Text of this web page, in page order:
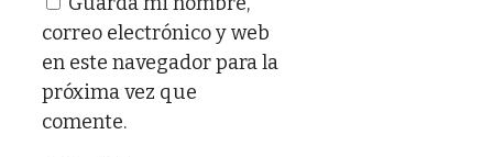
correo electrónico y web
en este navegador para la
próxima vez que
comente.